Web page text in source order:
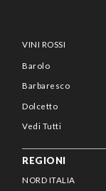
VINI ROSSI
Barolo
Barbaresco
Dolcetto
Vedi Tutti
REGIONI
NORD ITALIA